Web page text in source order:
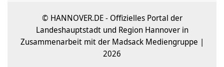
© HANNOVER.DE - Offizielles Portal der
Landeshauptstadt und Region Hannover in
Zusammenarbeit mit der Madsack Mediengruppe |
2026